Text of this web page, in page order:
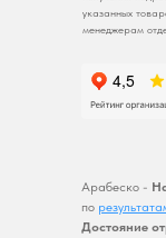
указанных
менеджерам
Арабеско -
по
Достояние